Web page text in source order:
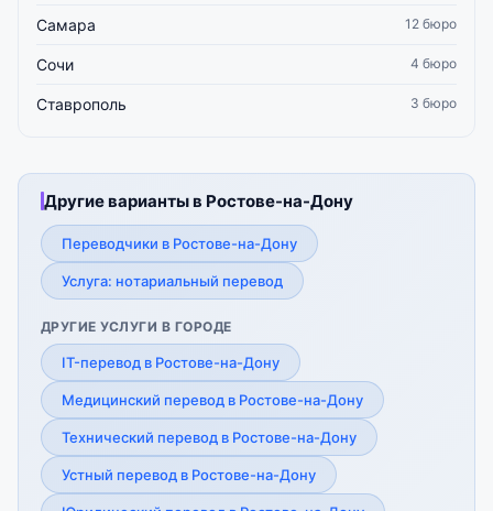
Самара 12 бюро
Сочи 4 бюро
Ставрополь 3 бюро
Другие варианты в Ростове-на-Дону
Переводчики в Ростове-на-Дону
Услуга: нотариальный перевод
ДРУГИЕ УСЛУГИ В ГОРОДЕ
IT-перевод в Ростове-на-Дону
Медицинский перевод в Ростове-на-Дону
Технический перевод в Ростове-на-Дону
Устный перевод в Ростове-на-Дону